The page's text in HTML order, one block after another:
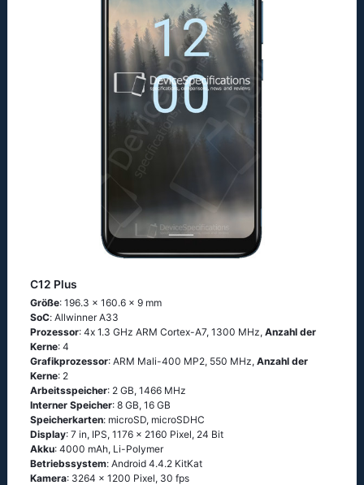
C12 Plus
Größe: 196.3 x 160.6 x 9 mm
SoC: Аllwinnеr А33
Prozessor: 4х 1.3 GНz АRМ Соrtех-А7, 1300 MHz, Anzahl der
Kerne: 4
Grafikprozessor: ARM Mali-400 MP2, 550 MHz, Anzahl der
Kerne: 2
Arbeitsspeicher: 2 GB, 1466 MHz
Interner Speicher: 8 GB, 16 GB
Speicherkarten: microSD, microSDHC
Display: 7 in, IPS, 1176 x 2160 Pixel, 24 Bit
Akku: 4000 mAh, Li-Polymer
Betriebssystem: Аndrоid 4.4.2 ΚitΚаt
Kamera: 3264 x 1200 Pixel, 30 fps